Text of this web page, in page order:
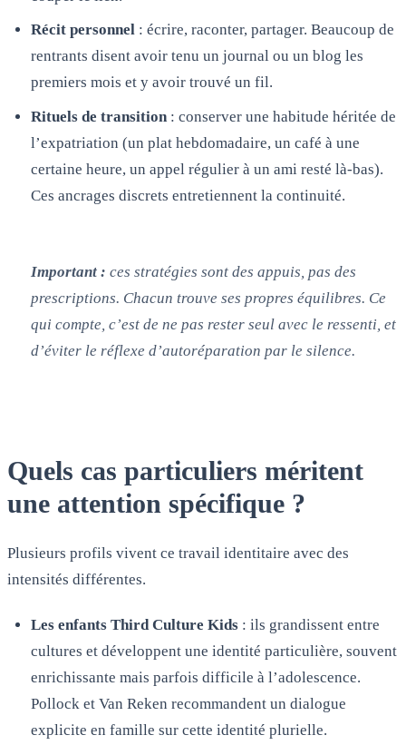
Récit personnel: écrire, raconter, partager. Beaucoup de
rentrants disent avoir tenu un journal ou un blog les
premiers mois et y avoir trouvé un fil.
Rituels de transition: conserver une habitude héritée de
l’expatriation (un plat hebdomadaire, un café à une
certaine heure, un appel régulier à un ami resté là-bas).
Ces ancrages discrets entretiennent la continuité.
Important : ces stratégies sont des appuis, pas des
prescriptions. Chacun trouve ses propres équilibres. Ce
qui compte, c’est de ne pas rester seul avec le ressenti, et
d’éviter le réflexe d’autoréparation par le silence.
Quels cas particuliers méritent
une attention spécifique ?
Plusieurs profils vivent ce travail identitaire avec des
intensités différentes.
Les enfants Third Culture Kids: ils grandissent entre
cultures et développent une identité particulière, souvent
enrichissante mais parfois difficile à l’adolescence.
Pollock et Van Reken recommandent un dialogue
explicite en famille sur cette identité plurielle.